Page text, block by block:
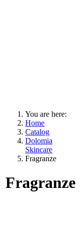
You are here:
Home
Catalog
Dolomia
Skincare
Fragranze
Fragranze